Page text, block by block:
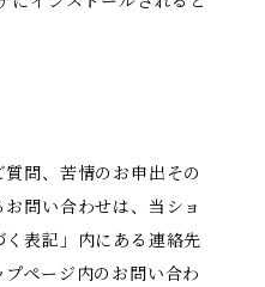
問、苦情のお申出その
問い合わせは、当ショ
表記」内にある連絡先
ページ内のお問い合わ